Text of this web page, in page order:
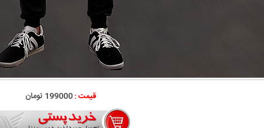
قیمت :199000 تومان